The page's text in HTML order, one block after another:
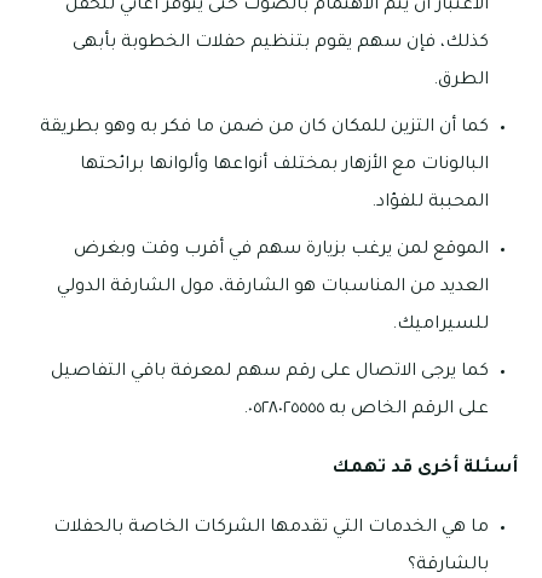
الاعتبار أن يتم الاهتمام بالصوت حتى يتوفر أغاني للحفل
كذلك، فإن سهم يقوم بتنظيم حفلات الخطوبة بأبهى
الطرق.
كما أن التزين للمكان كان من ضمن ما فكر به وهو بطريقة
البالونات مع الأزهار بمختلف أنواعها وألوانها برائحتها
المحببة للفؤاد.
الموقع لمن يرغب بزيارة سهم في أقرب وقت وبغرض
العديد من المناسبات هو الشارقة، مول الشارقة الدولي
للسيراميك.
كما يرجى الاتصال على رقم سهم لمعرفة باقي التفاصيل
على الرقم الخاص به ٠٥٢٨٠٢٥٥٥٥.
أسئلة أخرى قد تهمك
ما هي الخدمات التي تقدمها الشركات الخاصة بالحفلات
بالشارقة؟